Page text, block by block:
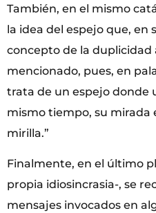
También, en el mismo
la idea del espejo que, en
concepto de la
mencionado, pues, en
trata de un espejo donde
mismo tiempo, su mirada
mirilla.”
Finalmente, en el último
propia idiosincrasia-, se
mensajes invocados en